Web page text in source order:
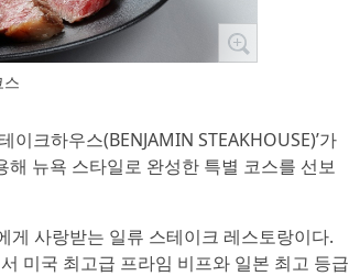
크하우스(BENJAMIN STEAKHOUSE)’가
뉴욕 스타일로 완성한 특별 코스를 선보
게 사랑받는 일류 스테이크 레스토랑이다.
미국 최고급 프라임 비프와 일본 최고 등급